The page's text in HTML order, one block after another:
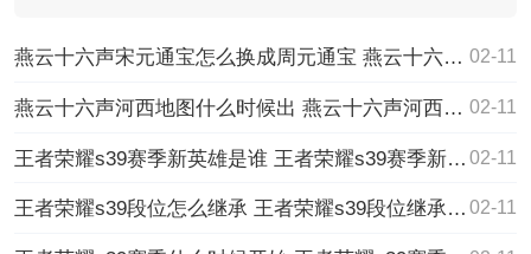
燕云十六声宋元通宝怎么换成周元通宝 燕云十六声宋元通宝换周元通宝方法介绍 02-11
燕云十六声河西地图什么时候出 燕云十六声河西地图上线时间一览 02-11
王者荣耀s39赛季新英雄是谁 王者荣耀s39赛季新英雄介绍 02-11
王者荣耀s39段位怎么继承 王者荣耀s39段位继承表一览 02-11